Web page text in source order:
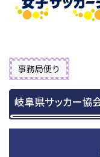
事務局便り